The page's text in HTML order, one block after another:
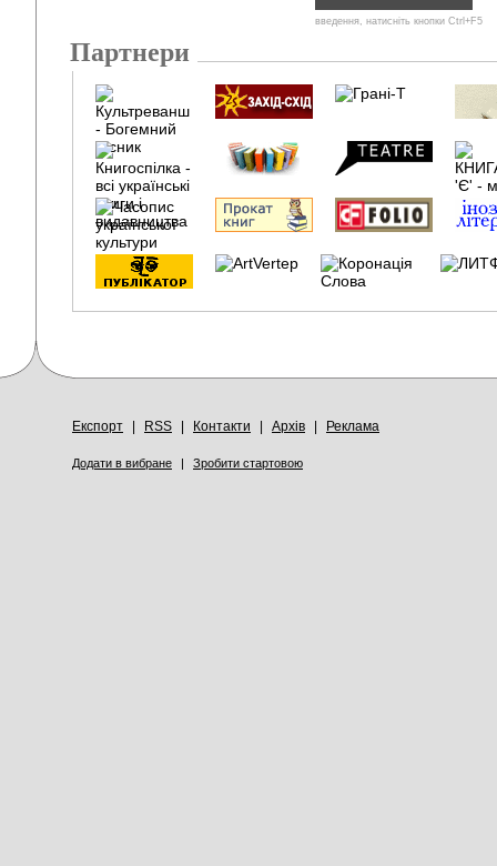
введення, натисніть кнопки Ctrl+F5
Партнери
Експорт RSS Контакти Архів Реклама
Додати в вибране | Зробити стартовою